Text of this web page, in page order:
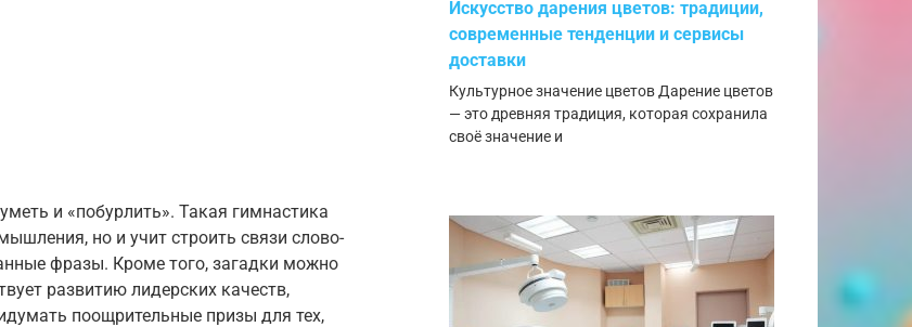
и «побурлить». Такая гимнастика
но и учит строить связи слово-
фразы. Кроме того, загадки можно
развитию лидерских качеств,
поощрительные призы для тех,
Искусство дарения цветов: традиции,
современные тенденции и сервисы
доставки
Культурное значение цветов Дарение цветов
— это древняя традиция, которая сохранила
своё значение и